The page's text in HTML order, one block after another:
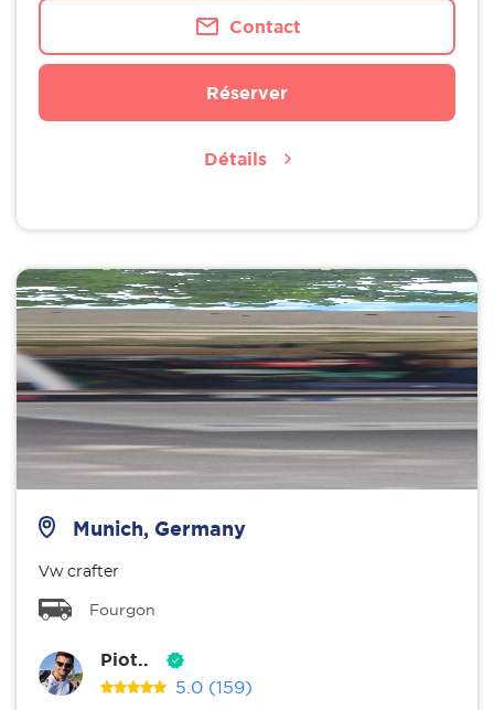
Contact
Réserver
Détails
Munich, Germany
Vw crafter
Fourgon
Piot..
5.0 (159)